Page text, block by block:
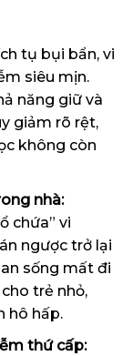
tụ bụi bẩn, vi
siêu mịn.
năng giữ và
giảm rõ rệt,
không còn
nhà:
chứa” vi
ngược trở lại
sống mất đi
trẻ nhỏ,
hô hấp.
thứ cấp: